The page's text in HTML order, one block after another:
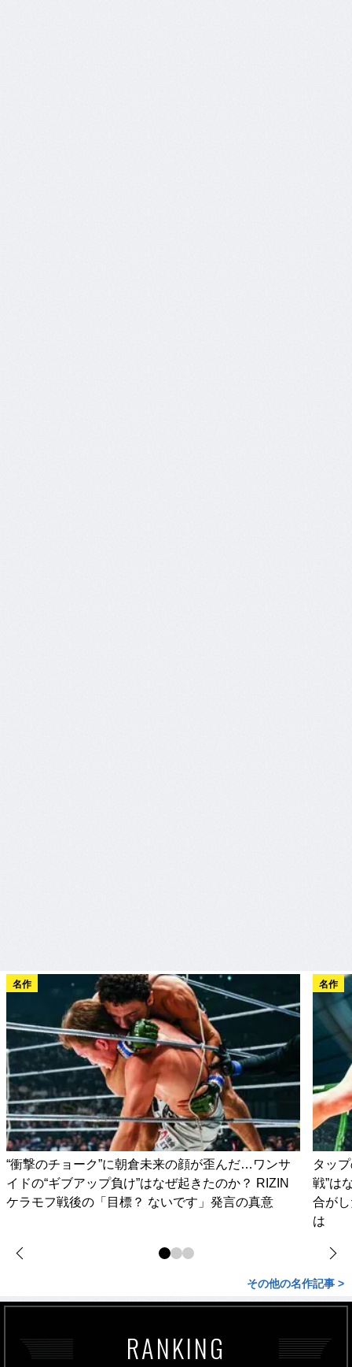
名作
“衝撃のチョーク”に朝倉未来の顔が歪んだ…ワンサ
イドの“ギブアップ負け”はなぜ起きたのか？ RIZIN
ケラモフ戦後の「目標？ ないです」発言の真意
名作
タッ
戦”は
合が
は
その他の名作記事 >
RANKING